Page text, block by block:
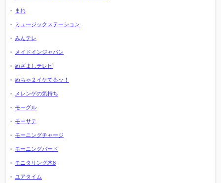
まれ
ミュージックステーション
みんテレ
メイドインジャパン
めざましテレビ
めちゃ２イケてるッ！
メレンゲの気持ち
モーグル
モーサテ
モーニングチャージ
モーニングバード
モニタリング木8
ユアタイム